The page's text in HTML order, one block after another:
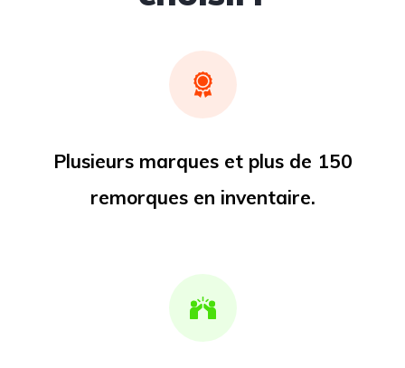
Plusieurs marques et plus de 150
remorques en inventaire.